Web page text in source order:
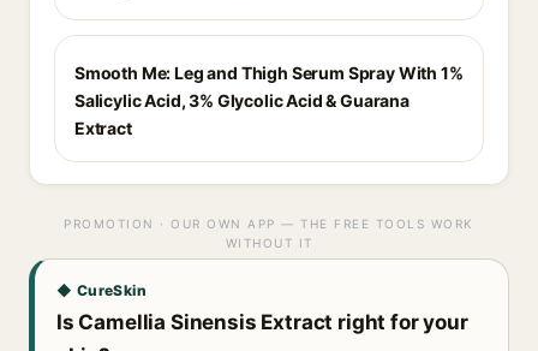
Smooth Me: Leg and Thigh Serum Spray With 1%
Salicylic Acid, 3% Glycolic Acid & Guarana
Extract
PROMOTION · OUR OWN APP — THE FREE TOOLS WORK
WITHOUT IT
◆ CureSkin
Is Camellia Sinensis Extract right for your